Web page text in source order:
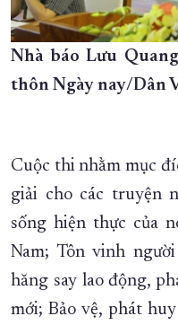
Nhà báo Lưu
thôn Ngày nay/Dân
Cuộc thi nhằm mục
giải cho các truyện
sống hiện thực của
Nam; Tôn vinh
hăng say lao động,
mới; Bảo vệ, phát